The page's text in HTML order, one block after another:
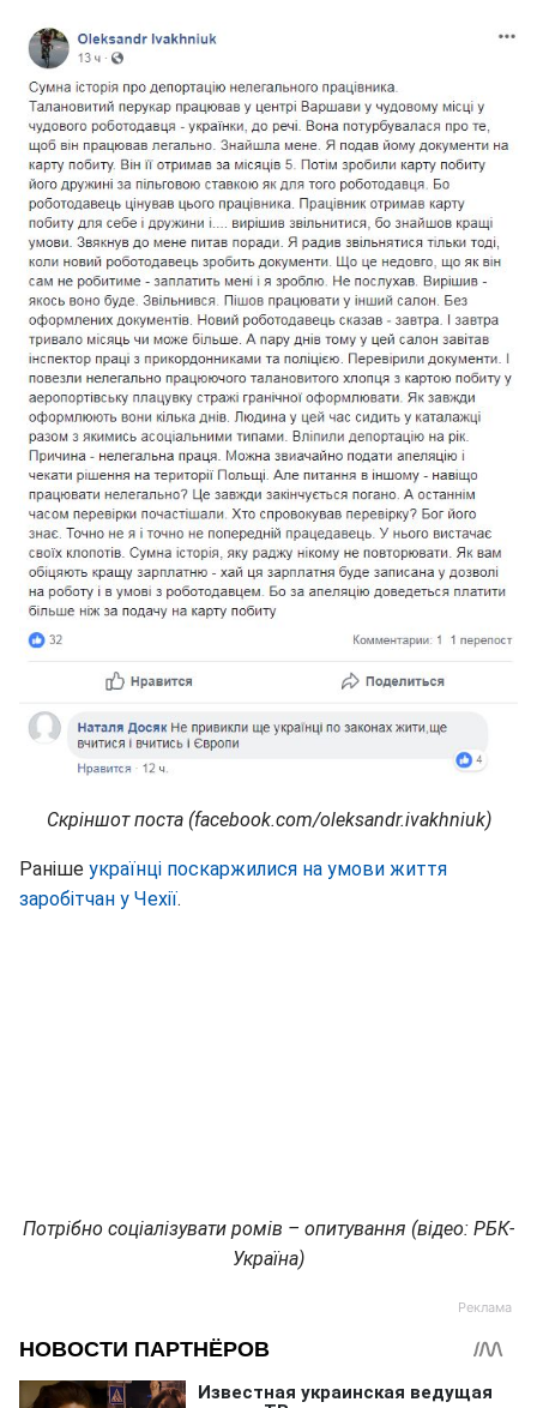
Скріншот поста (facebook.com/oleksandr.ivakhniuk)
Раніше українці поскаржилися на умови життя
заробітчан у Чехії.
Потрібно соціалізувати ромів – опитування (відео: РБК-
Україна)